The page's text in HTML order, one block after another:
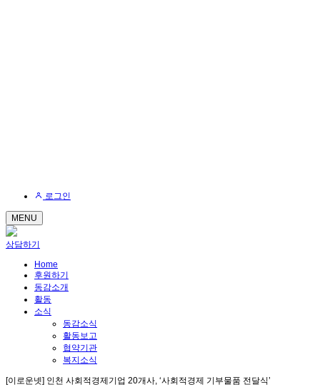
로그인
MENU
상담하기
Home
후원하기
동감소개
활동
소식
동감소식
활동보고
협약기관
복지소식
[이로운넷] 인천 사회적경제기업 20개사, ‘사회적경제 기부물품 전달식’